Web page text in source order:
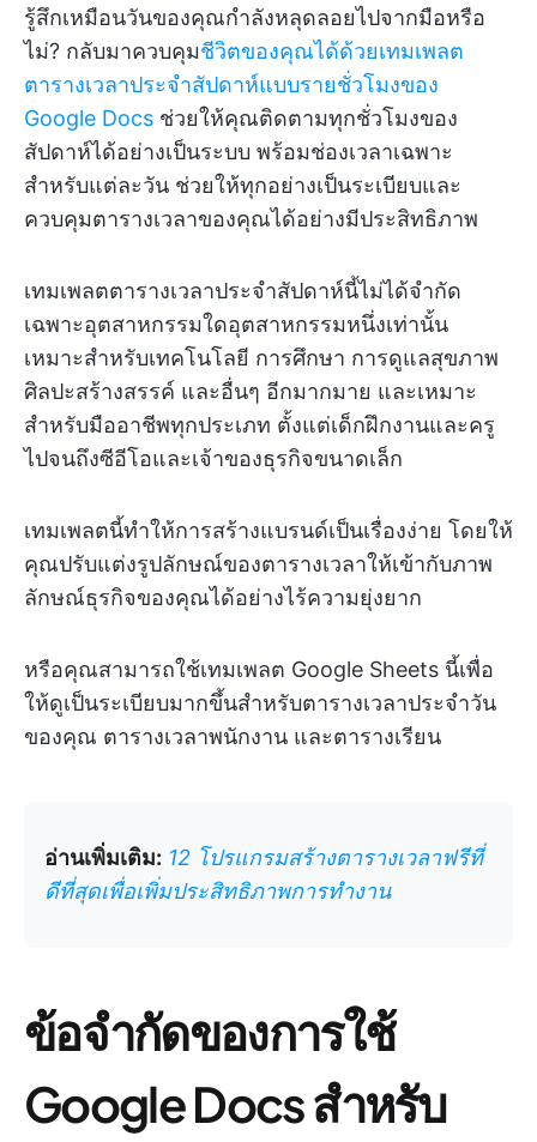
รู้สึกเหมือนวันของคุณกำลังหลุดลอยไปจากมือหรือ
ไม่? กลับมาควบคุมชีวิตของคุณได้ด้วยเทมเพลต
ตารางเวลาประจำสัปดาห์แบบรายชั่วโมงของ
Google Docs ช่วยให้คุณติดตามทุกชั่วโมงของ
สัปดาห์ได้อย่างเป็นระบบ พร้อมช่องเวลาเฉพาะ
สำหรับแต่ละวัน ช่วยให้ทุกอย่างเป็นระเบียบและ
ควบคุมตารางเวลาของคุณได้อย่างมีประสิทธิภาพ
เทมเพลตตารางเวลาประจำสัปดาห์นี้ไม่ได้จำกัด
เฉพาะอุตสาหกรรมใดอุตสาหกรรมหนึ่งเท่านั้น
เหมาะสำหรับเทคโนโลยี การศึกษา การดูแลสุขภาพ
ศิลปะสร้างสรรค์ และอื่นๆ อีกมากมาย และเหมาะ
สำหรับมืออาชีพทุกประเภท ตั้งแต่เด็กฝึกงานและครู
ไปจนถึงซีอีโอและเจ้าของธุรกิจขนาดเล็ก
เทมเพลตนี้ทำให้การสร้างแบรนด์เป็นเรื่องง่าย โดยให้
คุณปรับแต่งรูปลักษณ์ของตารางเวลาให้เข้ากับภาพ
ลักษณ์ธุรกิจของคุณได้อย่างไร้ความยุ่งยาก
หรือคุณสามารถใช้เทมเพลต Google Sheets นี้เพื่อ
ให้ดูเป็นระเบียบมากขึ้นสำหรับตารางเวลาประจำวัน
ของคุณ ตารางเวลาพนักงาน และตารางเรียน
อ่านเพิ่มเติม: 12 โปรแกรมสร้างตารางเวลาฟรีที่
ดีที่สุดเพื่อเพิ่มประสิทธิภาพการทำงาน
ข้อจำกัดของการใช้
Google Docs สำหรับ